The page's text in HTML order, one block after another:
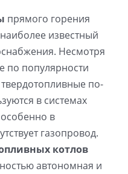
прямого горения
известный
Несмотря
по популярности
по-
в системах
в
газопровод.
котлов
автономная и